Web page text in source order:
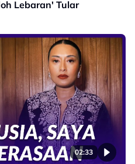
Lebaran' Tular
02:33